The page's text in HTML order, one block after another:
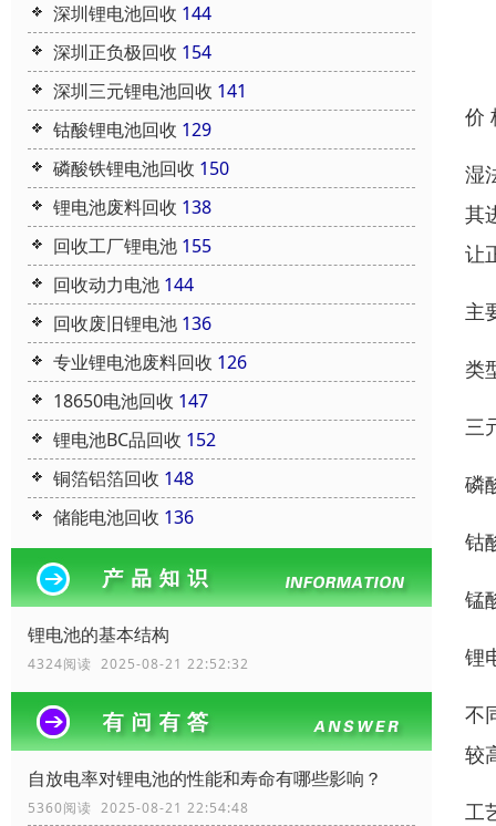
深圳锂电池回收 144
深圳正负极回收 154
深圳三元锂电池回收 141
钴酸锂电池回收 129
磷酸铁锂电池回收 150
锂电池废料回收 138
回收工厂锂电池 155
回收动力电池 144
回收废旧锂电池 136
专业锂电池废料回收 126
18650电池回收 147
锂电池BC品回收 152
铜箔铝箔回收 148
储能电池回收 136
锂电池的基本结构
4324阅读 2025-08-21 22:52:32
自放电率对锂电池的性能和寿命有哪些影响？
5360阅读 2025-08-21 22:54:48
价
湿
其
让
主
类
三
磷
钴
锰
锂
不
较
工